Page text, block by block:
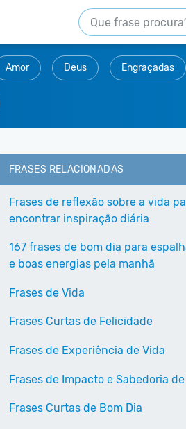
Amor Deus Engraçadas
FRASES RELACIONADAS
Frases de reflexão sobre a vida
encontrar inspiração diária
167 frases de bom dia para
e boas energias pela manhã
Frases de Vida
Frases Curtas de Felicidade
Frases de Experiência de Vida
Frases de Impacto e Sabedoria
Frases Curtas de Bom Dia